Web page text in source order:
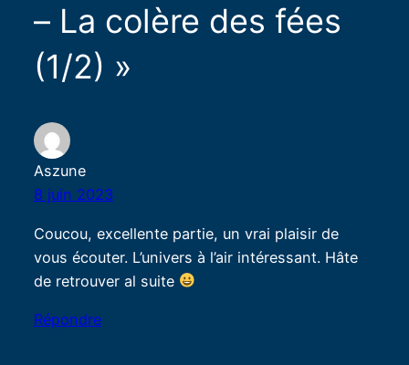
– La colère des fées
(1/2) »
Aszune
8 juin 2023
Coucou, excellente partie, un vrai plaisir de
vous écouter. L’univers à l’air intéressant. Hâte
de retrouver al suite
Répondre